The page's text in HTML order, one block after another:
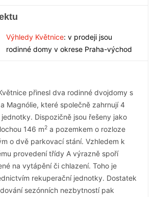
Výhledy Květnice: v prodeji jsou
rodinné domy v okrese Praha-východ
přinesl dva rodinné dvojdomy s
Magnólie, které společně zahrnují 4
Dispozičně jsou řešeny jako
146 m2 a pozemkem o rozloze
o dvě parkovací stání. Vzhledem k
provedení třídy A výrazně spoří
na vytápění či chlazení. Toho je
rekuperační jednotky. Dostatek
sezónních nezbytností pak